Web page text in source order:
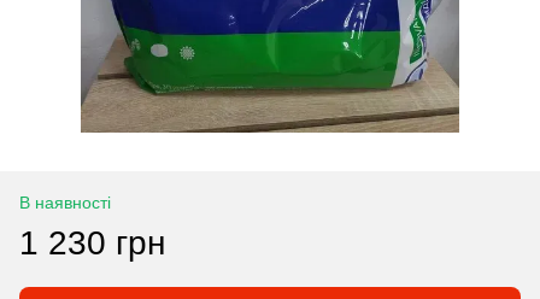
В наявності
1 230 грн